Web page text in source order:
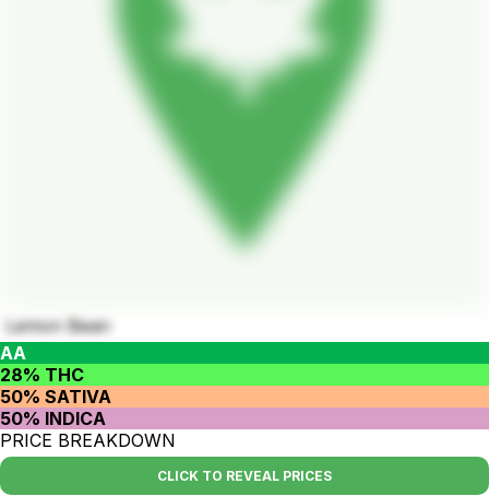
Lemon Bean
AA
28% THC
50% SATIVA
50% INDICA
PRICE BREAKDOWN
CLICK TO REVEAL PRICES